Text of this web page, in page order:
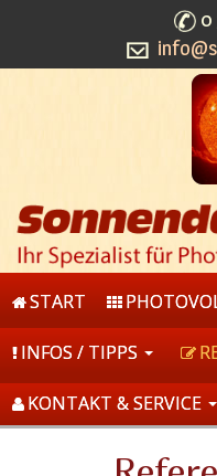
0
START
INFOS / TIPPS
KONTAKT & SERVICE